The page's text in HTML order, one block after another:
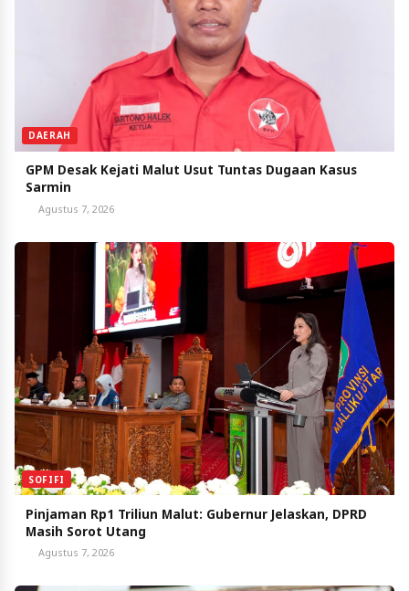
DAERAH
GPM Desak Kejati Malut Usut Tuntas Dugaan Kasus
Sarmin
Agustus 7, 2026
SOFIFI
Pinjaman Rp1 Triliun Malut: Gubernur Jelaskan, DPRD
Masih Sorot Utang
Agustus 7, 2026